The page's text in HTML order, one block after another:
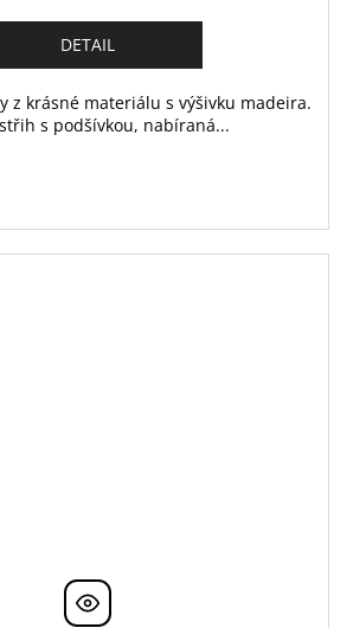
DETAIL
z krásné materiálu s výšivku madeira.
s podšívkou, nabíraná...